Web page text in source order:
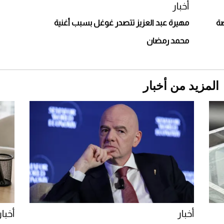
Aston Martin Valiant: على هوى الأبطال
أخبار
مهيرة عبد العزيز تتصدر غوغل بسبب أغنية
محمد رمضان
المزيد من أخبار
أخبار